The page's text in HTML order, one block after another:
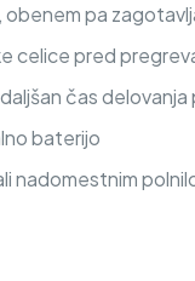
pa
celice pred
čas
baterijo
nadomestnim